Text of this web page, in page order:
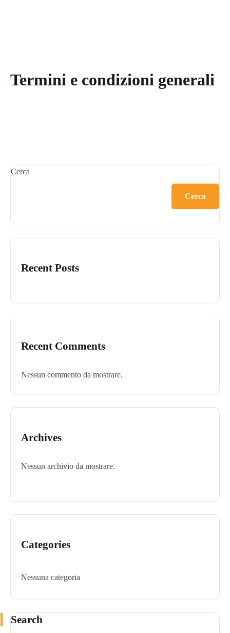
Termini e condizioni generali
Cerca
Cerca
Recent Posts
Recent Comments
Nessun commento da mostrare.
Archives
Nessun archivio da mostrare.
Categories
Nessuna categoria
Search